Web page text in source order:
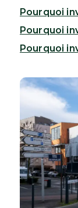
Pourquoi
Pourquoi
Pourquoi